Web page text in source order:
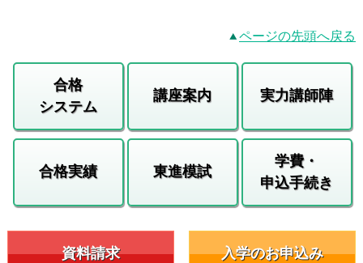
ページの先頭へ戻る
合格
システム
講座案内 実力講師陣
合格実績 東進模試
学費・
申込手続き
資料請求 入学のお申込み